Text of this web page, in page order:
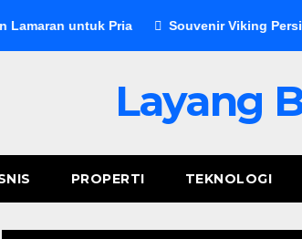
Pria Souvenir Viking Persib dan
Layang
PROPERTI TEKNOLOGI